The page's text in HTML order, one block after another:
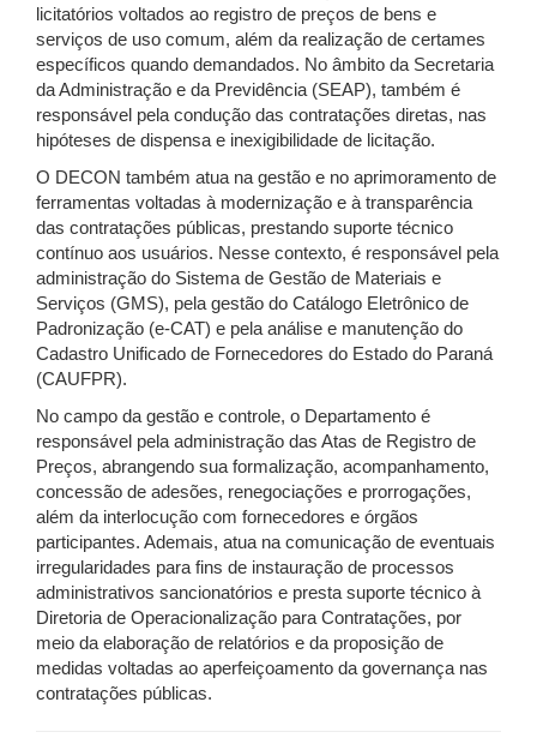
licitatórios voltados ao registro de preços de bens e
serviços de uso comum, além da realização de certames
específicos quando demandados. No âmbito da Secretaria
da Administração e da Previdência (SEAP), também é
responsável pela condução das contratações diretas, nas
hipóteses de dispensa e inexigibilidade de licitação.
O DECON também atua na gestão e no aprimoramento de
ferramentas voltadas à modernização e à transparência
das contratações públicas, prestando suporte técnico
contínuo aos usuários. Nesse contexto, é responsável pela
administração do Sistema de Gestão de Materiais e
Serviços (GMS), pela gestão do Catálogo Eletrônico de
Padronização (e-CAT) e pela análise e manutenção do
Cadastro Unificado de Fornecedores do Estado do Paraná
(CAUFPR).
No campo da gestão e controle, o Departamento é
responsável pela administração das Atas de Registro de
Preços, abrangendo sua formalização, acompanhamento,
concessão de adesões, renegociações e prorrogações,
além da interlocução com fornecedores e órgãos
participantes. Ademais, atua na comunicação de eventuais
irregularidades para fins de instauração de processos
administrativos sancionatórios e presta suporte técnico à
Diretoria de Operacionalização para Contratações, por
meio da elaboração de relatórios e da proposição de
medidas voltadas ao aperfeiçoamento da governança nas
contratações públicas.